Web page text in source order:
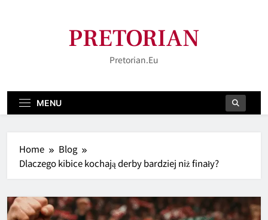
PRETORIAN
Pretorian.eu
MENU
Home
Blog
Dlaczego kibice kochają derby bardziej niż finały?